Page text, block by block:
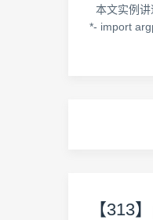
本文实例
*- import
【313